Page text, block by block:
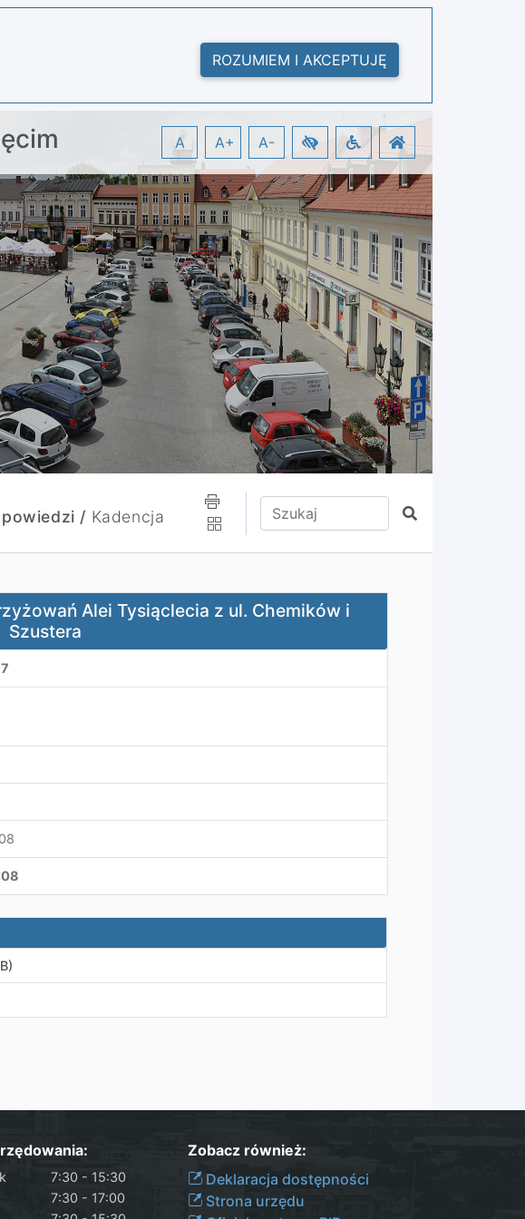
ROZUMIEM I AKCEPTUJĘ
A A+ A-
/ Kadencja
Wpisz tekst do wyszukania
Szukaj
Tysiąclecia z ul. Chemików i Szustera
Alei Tysiąclecia z ul. Chemików i
Szustera
7:30 - 15:30
7:30 - 17:00
Zobacz również:
Deklaracja dostępności
Strona urzędu